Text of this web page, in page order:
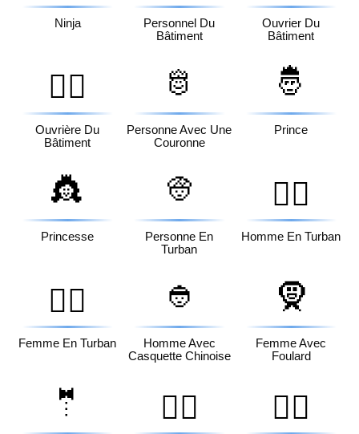
Ninja
Personnel Du
Bâtiment
Ouvrier Du
Bâtiment
👷‍♀️
Ouvrière Du
Bâtiment
🫅
Personne Avec Une
Couronne
🤴
Prince
👸
Princesse
👳
Personne En
Turban
👳‍♂️
Homme En Turban
👳‍♀️
Femme En Turban
👲
Homme Avec
Casquette Chinoise
🧕
Femme Avec
Foulard
🤵 🤵‍♂️ 🤵‍♀️